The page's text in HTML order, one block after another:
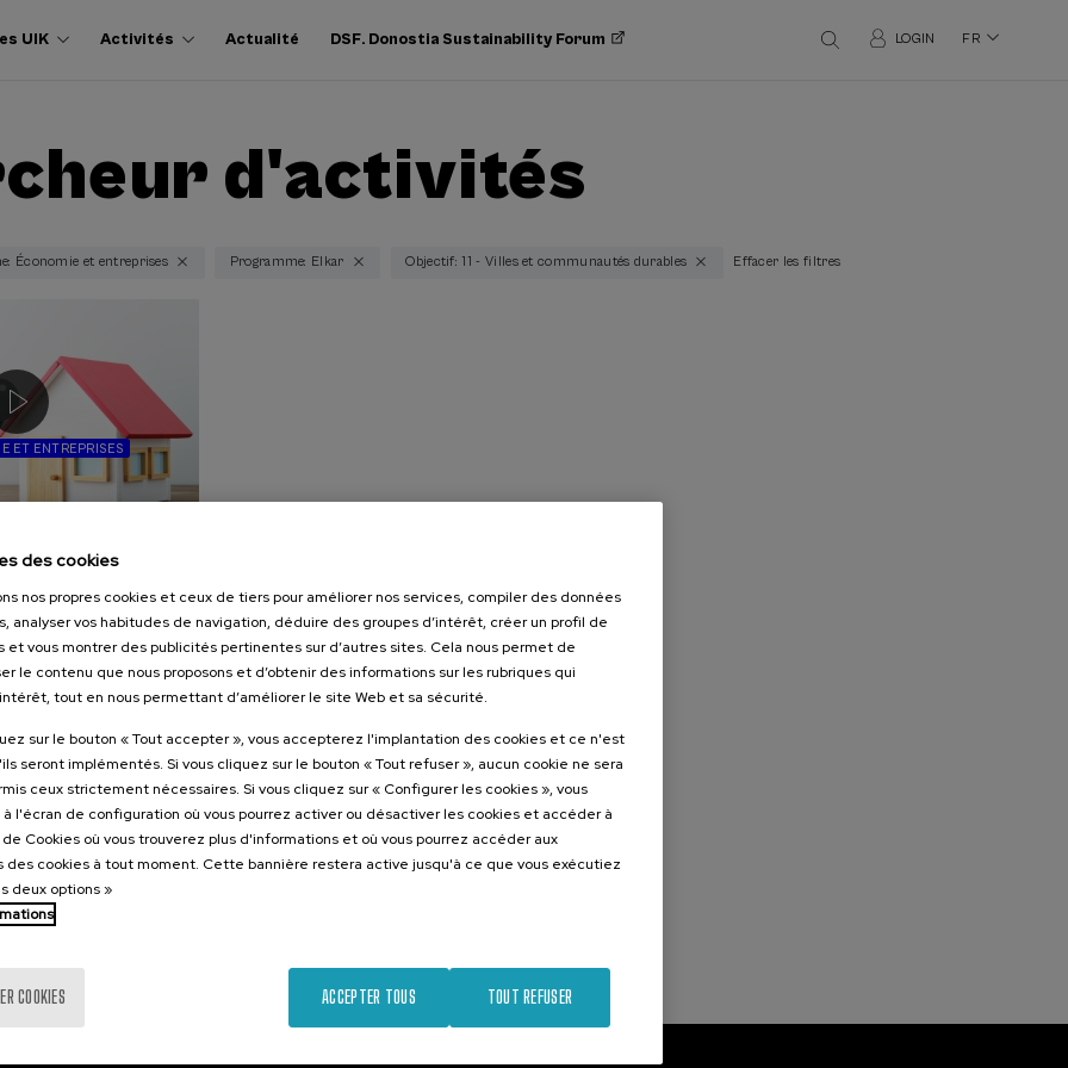
UIK Activités Actualité DSF. Donostia Sustainability Forum LOGIN FR
d'activités
Économie et entreprises Programme: Elkar Objectif: 11 - Villes et communautés durables Effacer les filtres
ET ENTREPRISES
herri
Espagnol .
... DE 25 €
Dernières
places
Gratuit
Date
passée
Liste
d'attente
Période
d'inscription
terminée
des cookies
nos propres cookies et ceux de tiers pour améliorer nos services, compiler des données
analyser vos habitudes de navigation, déduire des groupes d’intérêt, créer un profil de
et vous montrer des publicités pertinentes sur d’autres sites. Cela nous permet de
le contenu que nous proposons et d’obtenir des informations sur les rubriques qui
tout en nous permettant d’améliorer le site Web et sa sécurité.
sur le bouton « Tout accepter », vous accepterez l'implantation des cookies et ce n'est
seront implémentés. Si vous cliquez sur le bouton « Tout refuser », aucun cookie ne sera
ceux strictement nécessaires. Si vous cliquez sur « Configurer les cookies », vous
l'écran de configuration où vous pourrez activer ou désactiver les cookies et accéder à
Cookies où vous trouverez plus d'informations et où vous pourrez accéder aux
des cookies à tout moment. Cette bannière restera active jusqu'à ce que vous exécutiez
deux options »
COOKIES TOUT REFUSER
ACCEPTER TOUS